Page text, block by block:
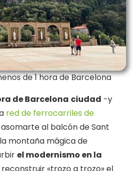
de 1 hora de Barcelona
de Barcelona ciudad -y
red de ferrocarriles de
al balcón de Sant
montaña mágica de
el modernismo en la